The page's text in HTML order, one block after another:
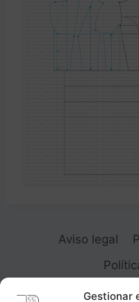
Gestionar
Aviso legal